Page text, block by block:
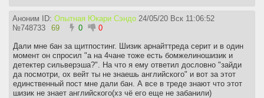
Аноним ID: Опытная Юкари Сэндо 24/05/20 Вск 11:06:52
№748733 69 0 0
Дали мне бан за щитпостинг. Шизик арнайттреда серит и в один
момент он спросил "а на 4чане тоже есть бомжелиношизик и
детектер сильверэша?". На что я ему ответил дословно "зайди
да посмотри, ох вейт ты не знаешь английского" и вот за этот
единственный пост мне дали бан. А все в треде знают что этот
шизик не знает английского(хз чё его еще не забанили)